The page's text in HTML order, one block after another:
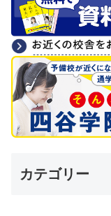
カテゴリー